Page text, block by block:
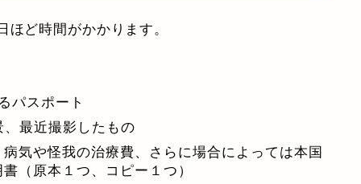
ど時間がかかります。
パスポート
最近撮影したもの
気や怪我の治療費、さらに場合によっては本国
（原本１つ、コピー１つ）